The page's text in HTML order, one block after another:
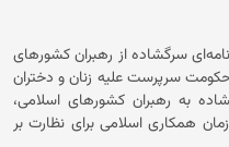
سرگشاده از رهبران کشورهای
سرپرست علیه زنان و دختران
سرگشاده به رهبران کشورهای اسلامی،
همکاری اسلامی برای نظارت بر